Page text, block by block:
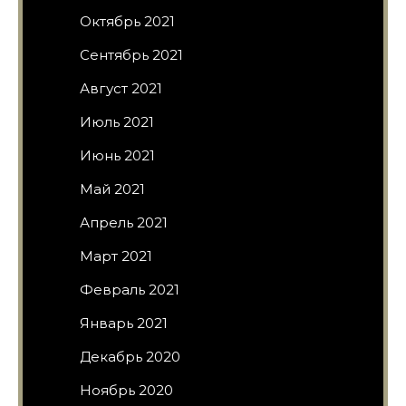
Октябрь 2021
Сентябрь 2021
Август 2021
Июль 2021
Июнь 2021
Май 2021
Апрель 2021
Март 2021
Февраль 2021
Январь 2021
Декабрь 2020
Ноябрь 2020